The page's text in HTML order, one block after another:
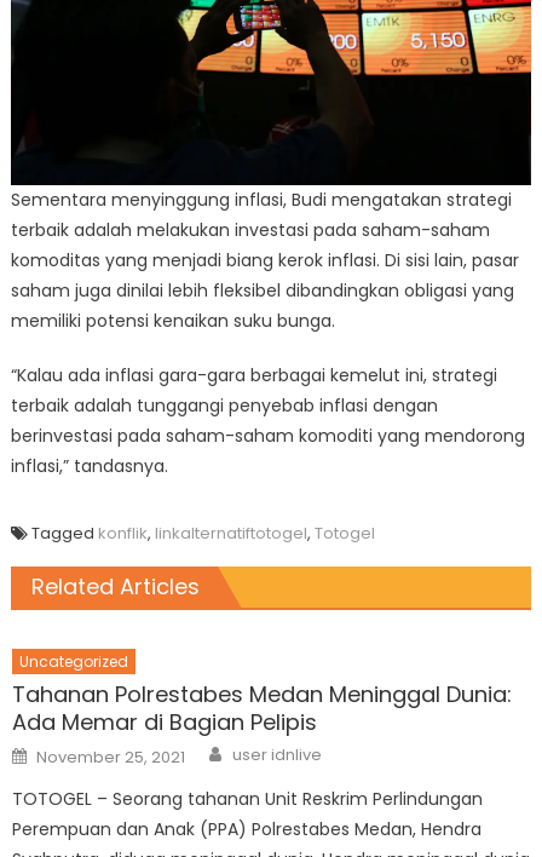
Sementara menyinggung inflasi, Budi mengatakan strategi
terbaik adalah melakukan investasi pada saham-saham
komoditas yang menjadi biang kerok inflasi. Di sisi lain, pasar
saham juga dinilai lebih fleksibel dibandingkan obligasi yang
memiliki potensi kenaikan suku bunga.
“Kalau ada inflasi gara-gara berbagai kemelut ini, strategi
terbaik adalah tunggangi penyebab inflasi dengan
berinvestasi pada saham-saham komoditi yang mendorong
inflasi,” tandasnya.
Tagged konflik, linkalternatiftotogel, Totogel
Related Articles
Uncategorized
Tahanan Polrestabes Medan Meninggal Dunia:
Ada Memar di Bagian Pelipis
Posted
on
November 25, 2021 Author
user idnlive
TOTOGEL – Seorang tahanan Unit Reskrim Perlindungan
Perempuan dan Anak (PPA) Polrestabes Medan, Hendra